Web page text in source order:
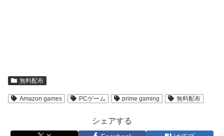
無料配布
Amazon games PCゲーム prime gaming 無料配布
シェアする